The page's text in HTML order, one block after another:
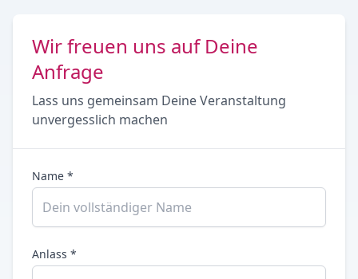
Wir freuen uns auf Deine
Anfrage
Lass uns gemeinsam Deine Veranstaltung
unvergesslich machen
Name *
Anlass *